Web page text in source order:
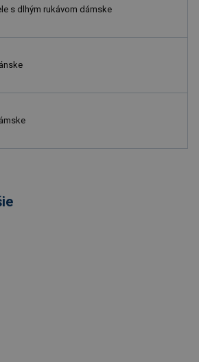
s dlhým rukávom dámske